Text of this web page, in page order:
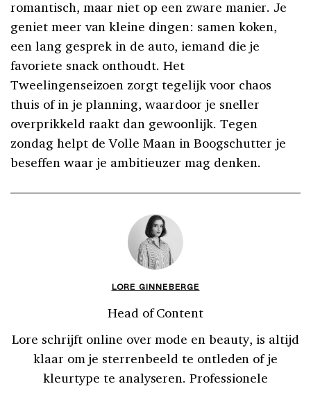
romantisch, maar niet op een zware manier. Je
geniet meer van kleine dingen: samen koken,
een lang gesprek in de auto, iemand die je
favoriete snack onthoudt. Het
Tweelingenseizoen zorgt tegelijk voor chaos
thuis of in je planning, waardoor je sneller
overprikkeld raakt dan gewoonlijk. Tegen
zondag helpt de Volle Maan in Boogschutter je
beseffen waar je ambitieuzer mag denken.
LORE GINNEBERGE
Head of Content
Lore schrijft online over mode en beauty, is altijd
klaar om je sterrenbeeld te ontleden of je
kleurtype te analyseren. Professionele